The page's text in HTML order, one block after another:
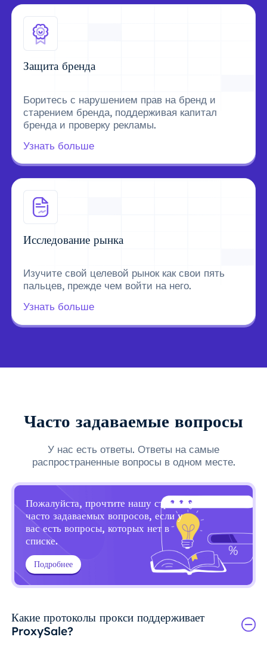
Защита бренда
Боритесь с нарушением прав на бренд и
старением бренда, поддерживая капитал
бренда и проверку рекламы.
Узнать больше
Исследование рынка
Изучите свой целевой рынок как свои пять
пальцев, прежде чем войти на него.
Узнать больше
Часто задаваемые вопросы
У нас есть ответы. Ответы на самые
распространенные вопросы в одном месте.
Пожалуйста, прочтите нашу страницу
часто задаваемых вопросов, если у
вас есть вопросы, которых нет в
списке.
Подробнее
Какие протоколы прокси поддерживает
ProxySale?